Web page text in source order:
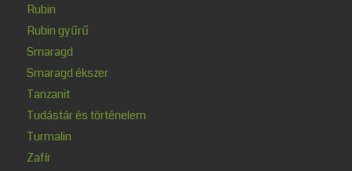
Rubin
Rubin gyűrű
Smaragd
Smaragd ékszer
Tanzanit
Tudástár és történelem
Turmalin
Zafír